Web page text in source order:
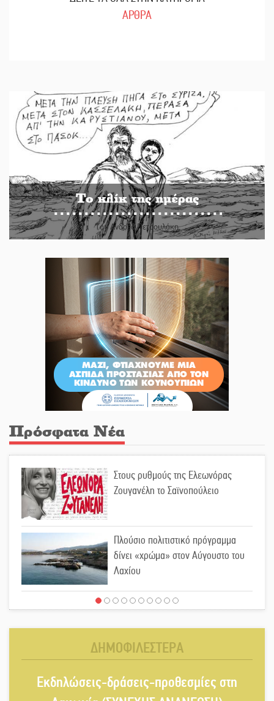
ΑΡΘΡΑ
Το κλίκ της ημέρας
Του Ανδρέα Πετρουλάκη
Πρόσφατα Νέα
Στους ρυθμούς της Ελεωνόρας
Ζουγανέλη το Σαϊνοπούλειο
Πλούσιο πολιτιστικό πρόγραμμα
δίνει «χρώμα» στον Αύγουστο του
Λαχίου
Χασισοφυτεία στην Παλαιοπαναγιά
αυγουστιάτικη πανσέληνο της
ΔΗΜΟΦΙΛΕΣΤΕΡΑ
Εκδηλώσεις-δράσεις-προθεσμίες στη